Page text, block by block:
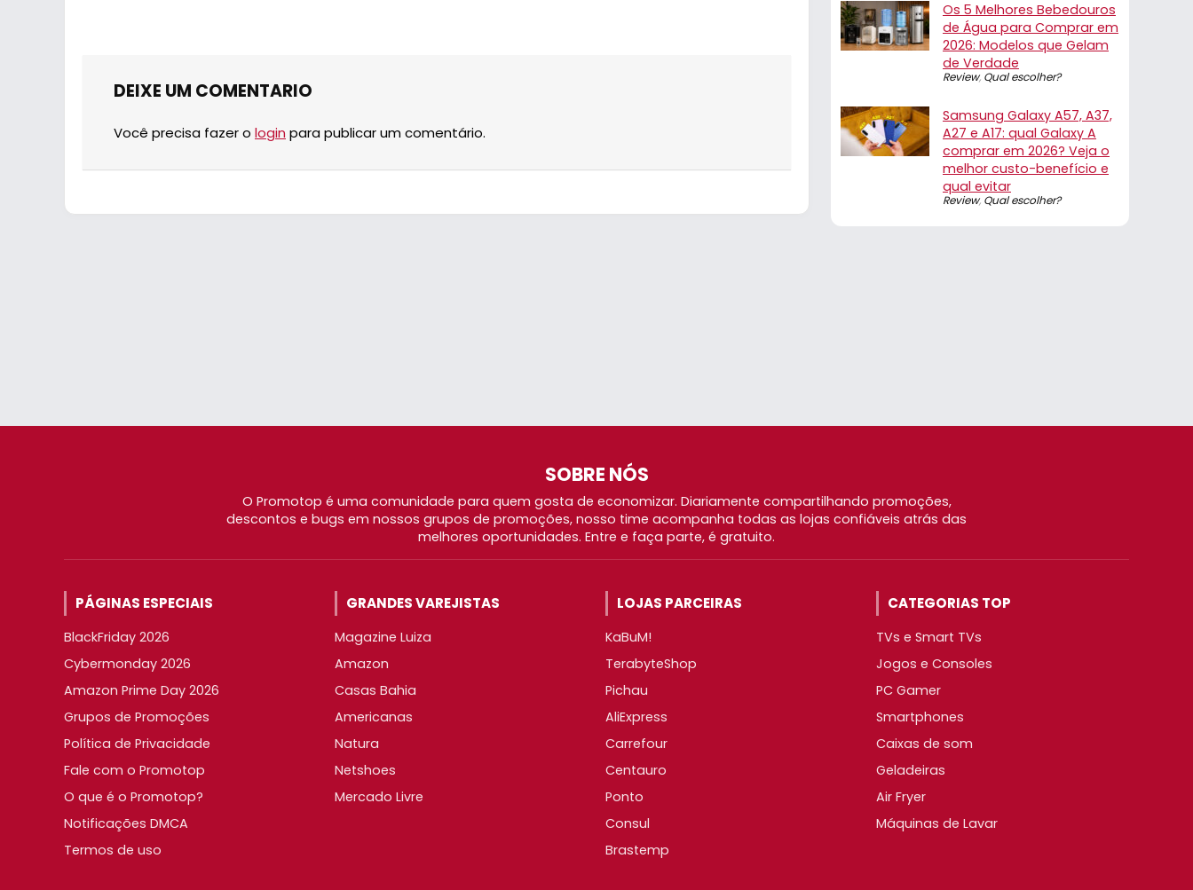
DEIXE UM COMENTARIO
Você precisa fazer o login para publicar um comentário.
Os 5 Melhores Bebedouros
de Água para Comprar em
2026: Modelos que Gelam
de Verdade
Review, Qual escolher?
Samsung Galaxy A57, A37,
A27 e A17: qual Galaxy A
comprar em 2026? Veja o
melhor custo-benefício e
qual evitar
Review, Qual escolher?
SOBRE NÓS
O Promotop é uma comunidade para quem gosta de economizar. Diariamente compartilhando promoções,
descontos e bugs em nossos grupos de promoções, nosso time acompanha todas as lojas confiáveis atrás das
melhores oportunidades. Entre e faça parte, é gratuito.
PÁGINAS ESPECIAIS
BlackFriday 2026
Cybermonday 2026
Amazon Prime Day 2026
Grupos de Promoções
Política de Privacidade
Fale com o Promotop
O que é o Promotop?
Notificações DMCA
Termos de uso
GRANDES VAREJISTAS
Magazine Luiza
Amazon
Casas Bahia
Americanas
Natura
Netshoes
Mercado Livre
LOJAS PARCEIRAS
KaBuM!
TerabyteShop
Pichau
AliExpress
Carrefour
Centauro
Ponto
Consul
Brastemp
CATEGORIAS TOP
TVs e Smart TVs
Jogos e Consoles
PC Gamer
Smartphones
Caixas de som
Geladeiras
Air Fryer
Máquinas de Lavar